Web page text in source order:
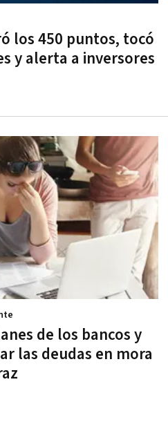
los 450 puntos, tocó
y alerta a inversores
de los bancos y
las deudas en mora